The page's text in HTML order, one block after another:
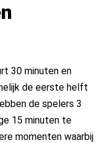
30 minuten en
de eerste helft
de spelers 3
15 minuten te
momenten waarbij